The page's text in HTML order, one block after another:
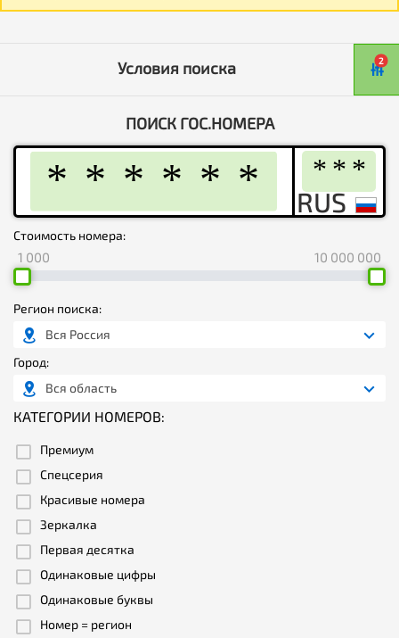
Условия поиска 2
ПОИСК ГОС.НОМЕРА
Стоимость номера:
1 000 10 000 000
Регион поиска:
Вся Россия
Город:
Вся область
КАТЕГОРИИ НОМЕРОВ:
Премиум
Спецсерия
Красивые номера
Зеркалка
Первая десятка
Одинаковые цифры
Одинаковые буквы
Номер = регион